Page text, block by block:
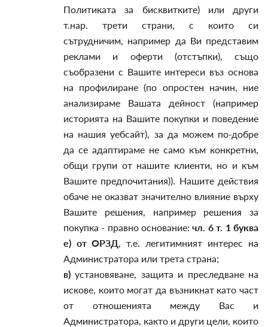
Политиката за бисквитките) или други
т.нар. трети страни, с които си
сътрудничим, например да Ви представим
реклами и оферти (отстъпки), също
съобразени с Вашите интереси въз основа
на профилиране (по опростен начин, ние
анализираме Вашата дейност (например
историята на Вашите покупки и поведение
на нашия уебсайт), за да можем по-добре
да се адаптираме не само към конкретни,
общи групи от нашите клиенти, но и към
Вашите предпочитания)). Нашите действия
обаче не оказват значително влияние върху
Вашите решения, например решения за
покупка - правно основание: чл. 6 т. 1 буква
е) от ОРЗД, т.е. легитимният интерес на
Администратора или трета страна;
в) установяване, защита и преследване на
искове, които могат да възникнат като част
от отношенията между Вас и
Администратора, както и други цели, които